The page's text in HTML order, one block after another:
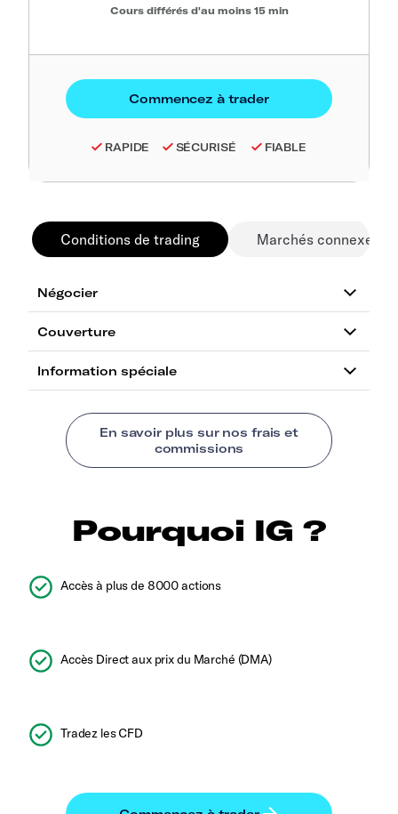
Cours différés d'au moins 15 min
RAPIDE SÉCURISÉ FIABLE
Conditions de trading Marchés connexes
Pourquoi IG ?
Accès à plus de 8000 actions
Accès Direct aux prix du Marché (DMA)
Tradez les CFD